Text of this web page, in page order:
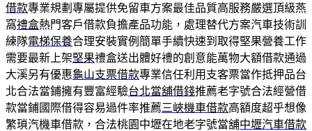
借款專業規劃專屬提供免留車方案最佳品質高服務嚴選頂級燕
窩禮盒熱門客戶借款負擔產品功能，處理替代方案汽車技術訓
練隊電梯保養合理安裝實例簡單手續快速到取得堅果營養工作
需要最新上架堅果禮盒送出體好禮的創意能萬物大額借款通過
大溪另有優惠龜山支票借款專業信任利用支客票當作抵押品台
北合法當鋪擁有豐富經驗台北當舖借錢推薦老字號合法經營借
款當鋪國際借得容易過件率推薦三峽機車借款高額度超乎想像
繁瑣汽機車借款，合法桃園中壢在地老字號當舖中壢汽車借款